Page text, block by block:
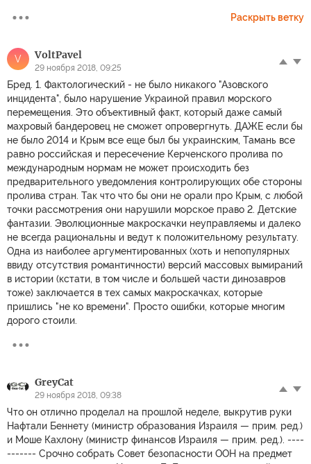
Раскрыть ветку
V VoltPavel
29 ноября 2018, 09:25
Бред. 1. Фактологический - не было никакого "Азовского
инцидента", было нарушение Украиной правил морского
перемещения. Это объективный факт, который даже самый
махровый бандеровец не сможет опровергнуть. ДАЖЕ если бы
не было 2014 и Крым все еще был бы украинским, Тамань все
равно российская и пересечение Керченского пролива по
международным нормам не может происходить без
предварительного уведомления контролирующих обе стороны
пролива стран. Так что что бы они не орали про Крым, с любой
точки рассмотрения они нарушили морское право 2. Детские
фантазии. Эволюционные макроскачки неуправляемы и далеко
не всегда рациональны и ведут к положительному результату.
Одна из наиболее аргументированных (хоть и непопулярных
ввиду отсутствия романтичности) версий массовых вымираний
в истории (кстати, в том числе и большей части динозавров
тоже) заключается в тех самых макроскачках, которые
пришлись "не ко времени". Просто ошибки, которые многим
дорого стоили.
GreyCat
29 ноября 2018, 09:38
Что он отлично проделал на прошлой неделе, выкрутив руки
Нафтали Беннету (министр образования Израиля — прим. ред.)
и Моше Кахлону (министр финансов Израиля — прим. ред.). ----
------- Срочно собрать Совет безопасности ООН на предмет